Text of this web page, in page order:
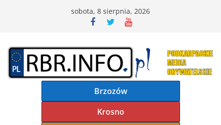
sobota, 8 sierpnia, 2026
Brzozów
Krosno